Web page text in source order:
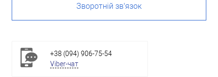
Зворотній зв'язок
+38 (094) 906-75-54
Viber-чат